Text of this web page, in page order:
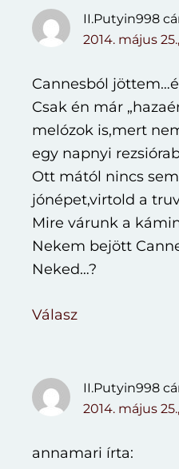
II.Putyin998
2014. május 25.,
Cannesból
Csak én már
melózok is,mert
egy napnyi
Ott mától nincs
jónépet,virtold a
Mire várunk a
Nekem bejött
Neked…?
Válasz
II.Putyin998
2014. május
annamari írta: